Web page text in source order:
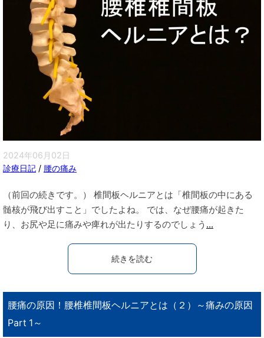
2024年06月02日
診療日記 / 腰の痛み
（前回の続きです。） 椎間板ヘルニアとは「椎間板の中にある
髄核が飛び出すこと」でしたよね。 では、なぜ腰痛が起きた
り、お尻や足に痛みや痺れが出たりするのでしょう ...
続きを読む
腰痛の原因！腰椎椎間板ヘルニアとは（２）～痛みの原因
Part 1～